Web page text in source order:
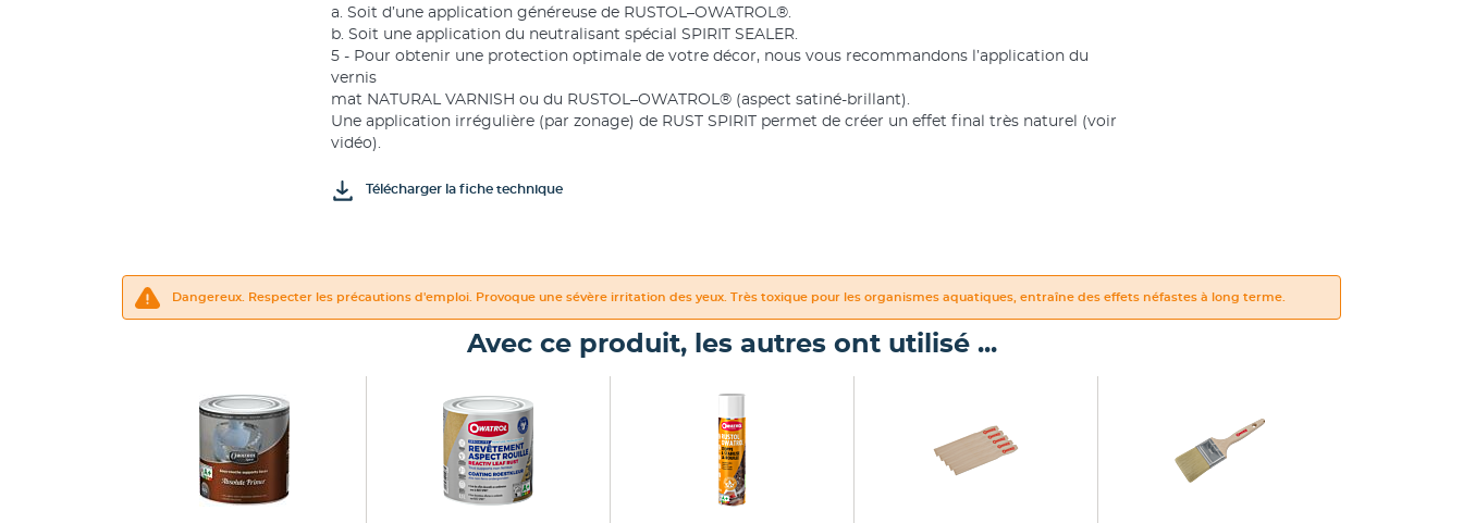
a. Soit d’une application généreuse de RUSTOL–OWATROL®.
b. Soit une application du neutralisant spécial SPIRIT SEALER.
5 - Pour obtenir une protection optimale de votre décor, nous vous recommandons l’application du
vernis
mat NATURAL VARNISH ou du RUSTOL–OWATROL® (aspect satiné-brillant).
Une application irrégulière (par zonage) de RUST SPIRIT permet de créer un effet final très naturel (voir
vidéo).
Télécharger la fiche technique
Dangereux. Respecter les précautions d'emploi. Provoque une sévère irritation des yeux. Très toxique pour les organismes aquatiques, entraîne des effets néfastes à long terme.
Avec ce produit, les autres ont utilisé ...